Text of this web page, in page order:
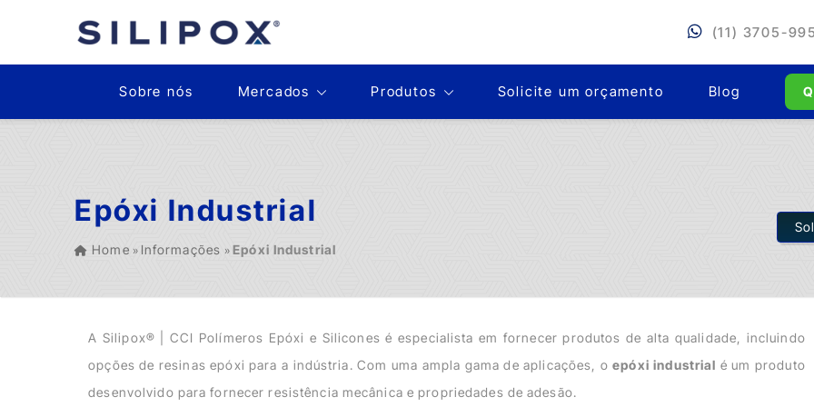
Produtos Solicite um
Sobre nós Mercados Produtos Solicite um orçamento Blog
(11) 3705-
Epóxi Industrial
Home » Informações » Epóxi Industrial
A Silipox® | CCI Polímeros Epóxi e Silicones é especialista em fornecer produtos de alta qualidade, incluindo
opções de resinas epóxi para a indústria. Com uma ampla gama de aplicações, oepóxi industrial é um produto
desenvolvido para fornecer resistência mecânica e propriedades de adesão.